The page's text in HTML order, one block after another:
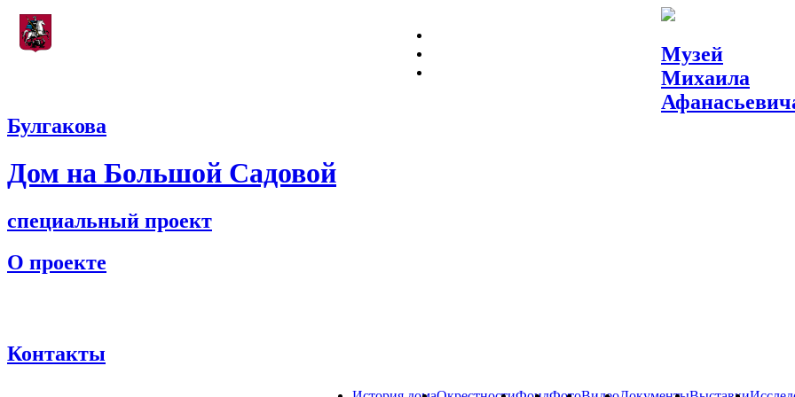
Музей
Михаила
Булгакова
Дом на Большой Садовой
специальный проект
О проекте
Контакты